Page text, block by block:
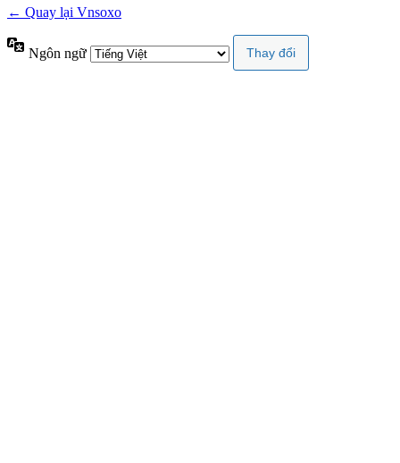
← Quay lại Vnsoxo
Ngôn ngữ